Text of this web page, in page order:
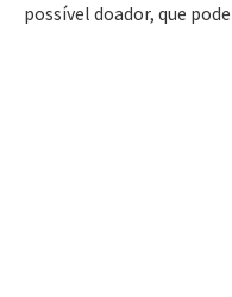
possível doador, que